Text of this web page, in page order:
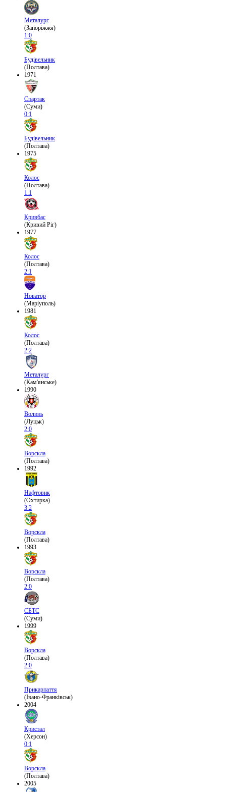
Металург
(Запоріжжя)
1:0
Будівельник
(Полтава)
1971
Спартак
(Суми)
0:1
Будівельник
(Полтава)
1975
Колос
(Полтава)
1:1
Кривбас
(Кривий Ріг)
1977
Колос
(Полтава)
2:1
Новатор
(Маріуполь)
1981
Колос
(Полтава)
2:2
Металург
(Кам'янське)
1990
Волинь
(Луцьк)
2:0
Ворскла
(Полтава)
1992
Нафтовик
(Охтирка)
3:2
Ворскла
(Полтава)
1993
Ворскла
(Полтава)
2:0
СБТС
(Суми)
1999
Ворскла
(Полтава)
2:0
Прикарпаття
(Івано-Франківськ)
2004
Кристал
(Херсон)
0:1
Ворскла
(Полтава)
2005